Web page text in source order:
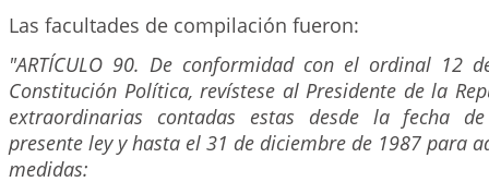
Las facultades de compilación fueron:
"ARTÍCULO 90. De conformidad con el ordinal 12
Constitución Política, revístese al Presidente de la
extraordinarias contadas estas desde la fecha
presente ley y hasta el 31 de diciembre de 1987 para
medidas: